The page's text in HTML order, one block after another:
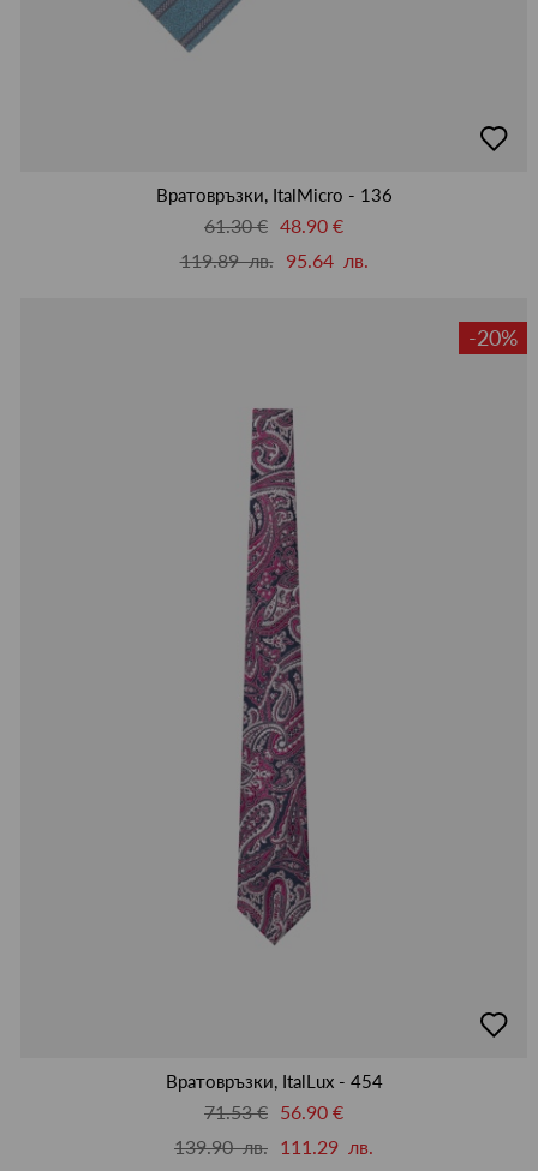
в
Вратовръзки, ItalMicro - 136
61.30 € 48.90 €
119.89 лв.
95.64 лв.
-20%
в
Вратовръзки, ItalLux - 454
71.53 € 56.90 €
139.90 лв. 111.29 лв.